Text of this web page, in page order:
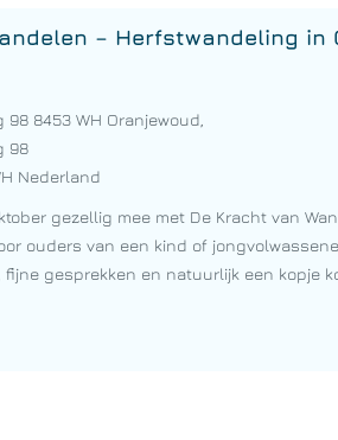
– Herfstwandeling in
8453 WH Oranjewoud,
98
Nederland
gezellig mee met De Kracht van
ouders van een kind of
gesprekken en natuurlijk een kopje